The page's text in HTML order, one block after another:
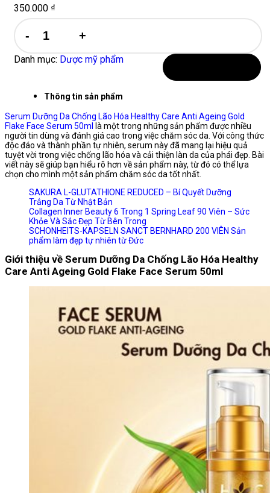
350.000 ₫
chống
hóa
Anti
Ageing
Gold
Flake
Face
Serum
50ml
chính
Úc
số
lượng
Danh mục: Dược mỹ phẩm
Thông tin sản phẩm
Serum Dưỡng Da Chống Lão Hóa Healthy Care Anti Ageing Gold
Flake Face Serum 50ml
là một trong những sản phẩm được nhiều
người tin dùng và đánh giá cao trong việc chăm sóc da. Với công thức
độc đáo và thành phần tự nhiên, serum này đã mang lại hiệu quả
tuyệt vời trong việc chống lão hóa và cải thiện làn da của phái đẹp. Bài
viết này sẽ giúp bạn hiểu rõ hơn về sản phẩm này, từ đó có thể lựa
chọn cho mình một sản phẩm chăm sóc da tốt nhất.
SAKURA L-GLUTATHIONE REDUCED – Bí Quyết Dưỡng
Trắng Da Từ Nhật Bản
Collagen Inner Beauty 6 Trong 1 Spring Leaf 90 Viên – Sức
Khỏe Và Sắc Đẹp Từ Bên Trong
SCHONHEITS-KAPSELN SANCT BERNHARD 200 VIÊN Sản
phẩm làm đẹp tự nhiên từ Đức
Giới thiệu về Serum Dưỡng Da Chống Lão Hóa Healthy
Care Anti Ageing Gold Flake Face Serum 50ml